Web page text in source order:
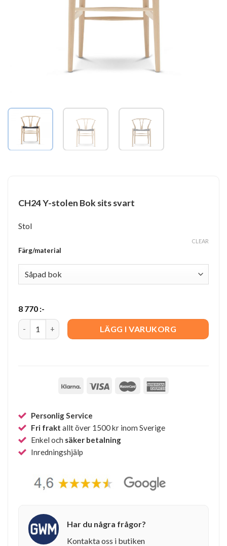
CH24 Y-stolen Bok sits svart
Stol
Färg/material
CLEAR
8 770 :-
CH24 Y-stolen Bok sits svart quantity
LÄGG I VARUKORG
Personlig Service
Fri frakt allt över 1500 kr inom Sverige
Enkel och säker betalning
Inredningshjälp
Har du några frågor?
Kontakta oss i butiken